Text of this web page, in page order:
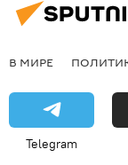
В МИРЕ
Telegram